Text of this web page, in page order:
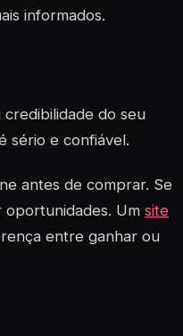
informados.
credibilidade do seu
sério e confiável.
antes de comprar. Se
Um site
entre ganhar ou